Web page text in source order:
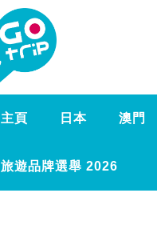
主頁 日本 澳門
旅遊品牌選舉 2026